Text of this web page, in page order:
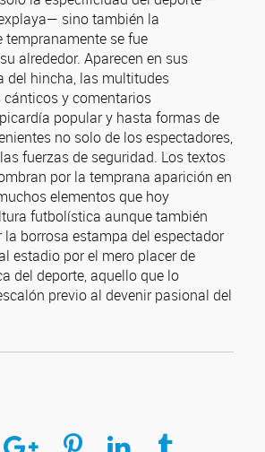
sino también la
se fue
alrededor. Aparecen en sus
del hincha, las multitudes
y comentarios
popular y hasta formas de
no solo de los espectadores,
fuerzas de seguridad. Los textos
por la temprana aparición en
elementos que hoy
futbolística aunque también
la borrosa estampa del espectador
estadio por el mero placer de
del deporte, aquello que lo
previo al devenir pasional del
Compartir en Google Plus Compartir en Pinterest Compartir en Linkedin Compartir en Tumblr